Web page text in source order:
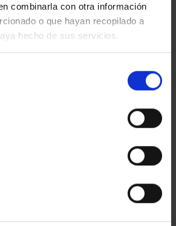
combinarla con otra información
o que hayan recopilado a
hecho de sus servicios.
SUSCRIPCIÓN
CAPITALES DE
PROVINCIA 2
949,00 €
Sólo para usuarios
registrados